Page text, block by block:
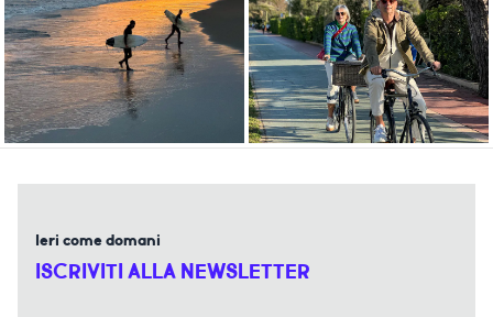
Ieri come domani
ISCRIVITI ALLA NEWSLETTER